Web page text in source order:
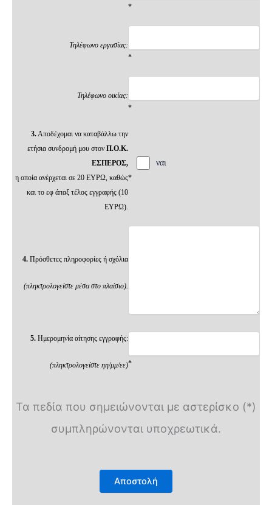
*
Τηλέφωνο εργασίας:
*
Τηλέφωνο οικίας:
*
3.Αποδέχομαι να καταβάλλω την
ετήσια συνδρομή μου στον Π.Ο.Κ.
ΕΣΠΕΡΟΣ,
η οποία ανέρχεται σε 20 ΕΥΡΩ, καθώς
και το εφ άπαξ τέλος εγγραφής (10
ΕΥΡΩ).
ναι
*
4. Πρόσθετες πληροφορίες ή σχόλια
(πληκτρολογείστε μέσα στο πλαίσιο).
5. Ημερομηνία αίτησης εγγραφής:
(πληκτρολογείστε ηη/μμ/εε)*
Τα πεδία που σημειώνονται με αστερίσκο (*)
συμπληρώνονται υποχρεωτικά.